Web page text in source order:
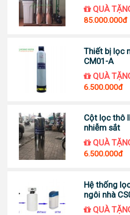
QUÀ
85.000.000đ
Thiết bị lọc
CM01-A
QUÀ
6.500.000đ
Cột lọc thô
nhiễm sắt
QUÀ
6.500.000đ
Hệ thống
ngôi nhà
QUÀ